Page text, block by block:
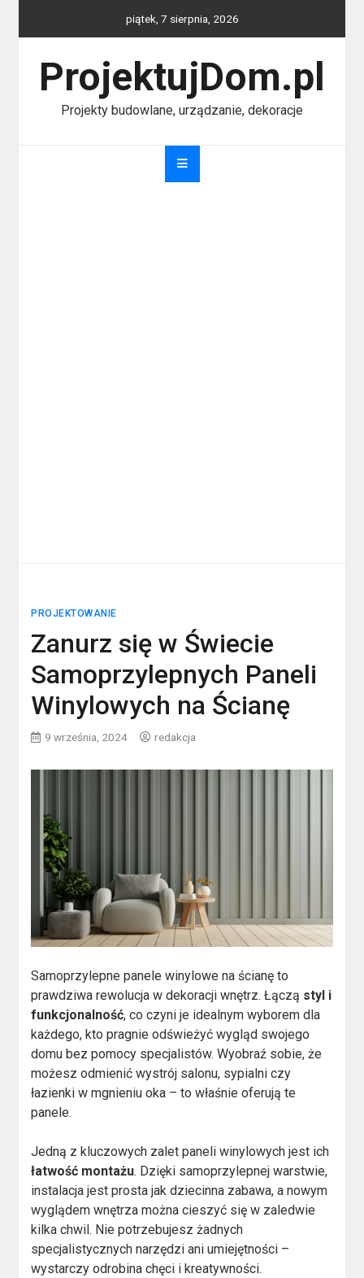
piątek, 7 sierpnia, 2026
ProjektujDom.pl
Projekty budowlane, urządzanie, dekoracje
PROJEKTOWANIE
Zanurz się w Świecie
Samoprzylepnych Paneli
Winylowych na Ścianę
9 września, 2024 redakcja
Samoprzylepne panele winylowe na ścianę to
prawdziwa rewolucja w dekoracji wnętrz. Łączą styl i
funkcjonalność, co czyni je idealnym wyborem dla
każdego, kto pragnie odświeżyć wygląd swojego
domu bez pomocy specjalistów. Wyobraź sobie, że
możesz odmienić wystrój salonu, sypialni czy
łazienki w mgnieniu oka – to właśnie oferują te
panele.
Jedną z kluczowych zalet paneli winylowych jest ich
łatwość montażu. Dzięki samoprzylepnej warstwie,
instalacja jest prosta jak dziecinna zabawa, a nowym
wyglądem wnętrza można cieszyć się w zaledwie
kilka chwil. Nie potrzebujesz żadnych
specjalistycznych narzędzi ani umiejętności –
wystarczy odrobina chęci i kreatywności.